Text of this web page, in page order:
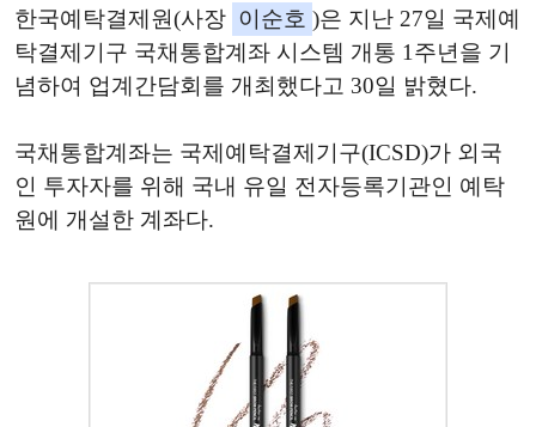
한국예탁결제원(사장 이순호 )은 지난 27일 국제예
탁결제기구 국채통합계좌 시스템 개통 1주년을 기
념하여 업계간담회를 개최했다고 30일 밝혔다.
국채통합계좌는 국제예탁결제기구(ICSD)가 외국
인 투자자를 위해 국내 유일 전자등록기관인 예탁
원에 개설한 계좌다.